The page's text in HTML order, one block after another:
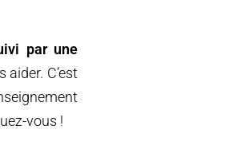
par une
C’est
vous !